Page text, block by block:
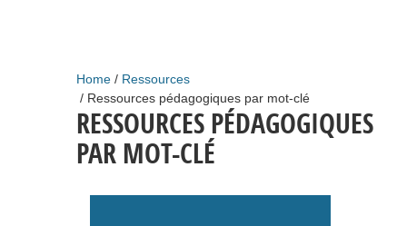
Home
Ressources
Ressources pédagogiques par mot-clé
RESSOURCES PÉDAGOGIQUES
PAR MOT-CLÉ